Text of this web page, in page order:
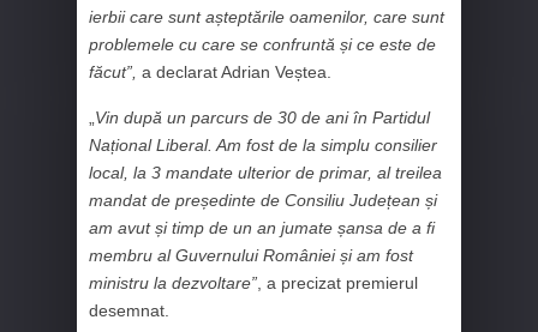
ierbii care sunt așteptările oamenilor, care sunt
problemele cu care se confruntă și ce este de
făcut”, a declarat Adrian Veștea.
Vin după un parcurs de 30 de ani în Partidul
Național Liberal. Am fost de la simplu consilier
local, la 3 mandate ulterior de primar, al treilea
mandat de președinte de Consiliu Județean și
am avut și timp de un an jumate șansa de a fi
membru al Guvernului României și am fost
ministru la dezvoltare” , a precizat premierul
desemnat.